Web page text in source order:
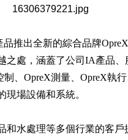
推出全新的綜合品牌
之處，涵蓋了公司IA產品
、OpreX測量、OpreX執
場設備和系統。
和水處理等多個行業的客